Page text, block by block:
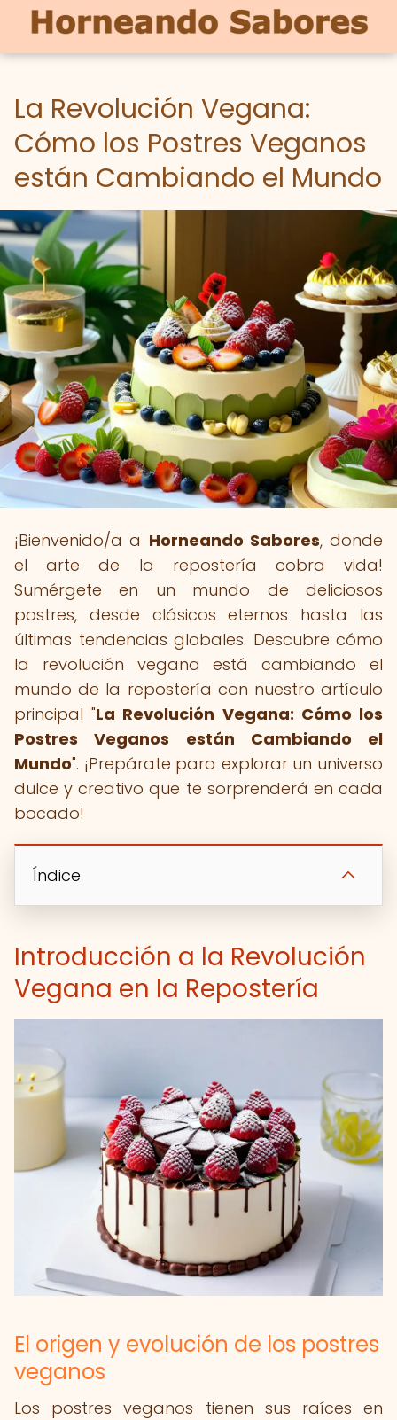
La Revolución Vegana:
Cómo los Postres Veganos
están Cambiando el Mundo
¡Bienvenido/a a Horneando Sabores, donde
el arte de la repostería cobra vida!
Sumérgete en un mundo de deliciosos
postres, desde clásicos eternos hasta las
últimas tendencias globales. Descubre cómo
la revolución vegana está cambiando el
mundo de la repostería con nuestro artículo
principal "La Revolución Vegana: Cómo los
Postres Veganos están Cambiando el
Mundo". ¡Prepárate para explorar un universo
dulce y creativo que te sorprenderá en cada
bocado!
Índice
Introducción a la Revolución
Vegana en la Repostería
El origen y evolución de los postres
veganos
Los postres veganos tienen sus raíces en